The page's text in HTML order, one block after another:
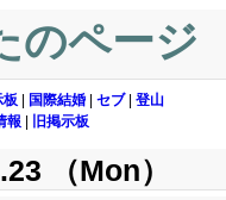
のページ
板 国際結婚 セブ| 登山
報 旧掲示板
（Mon）